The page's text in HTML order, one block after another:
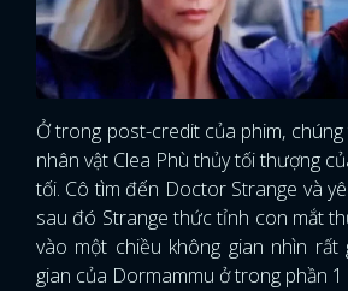
Ở trong post-credit của phim,
nhân vật Clea Phù thủy tối thượng
tối. Cô tìm đến Doctor Strange và
sau đó Strange thức tỉnh con mắt
vào một chiều không gian nhìn rất
gian của Dormammu ở trong phần